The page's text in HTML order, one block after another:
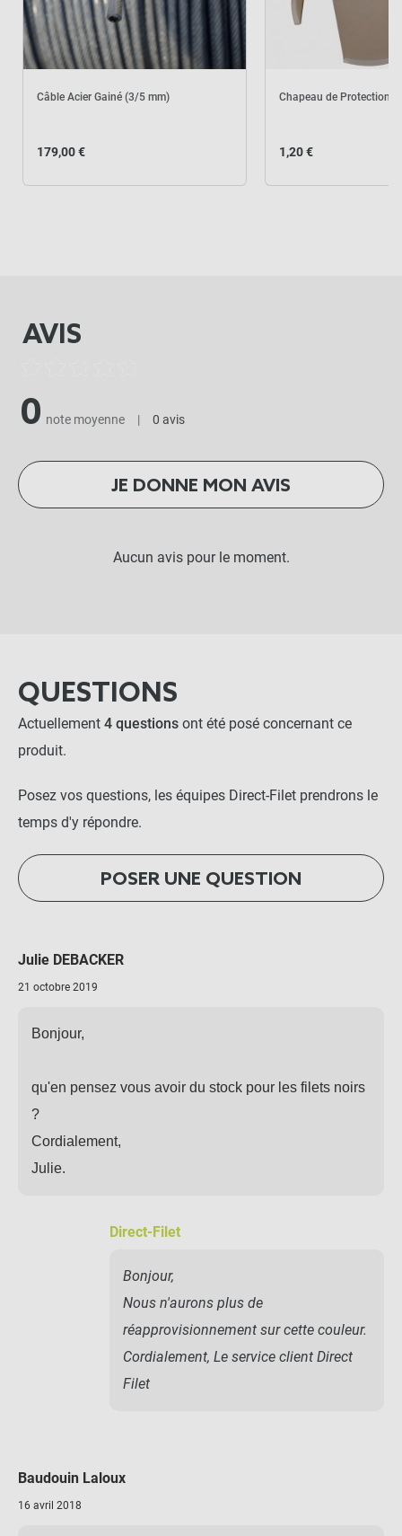
Câble Acier Gainé (3/5 mm)
179,00 €
Chapeau de Protection -
1,20 €
AVIS
0 note moyenne | 0 avis
JE DONNE MON AVIS
Aucun avis pour le moment.
QUESTIONS
Actuellement 4 questions ont été posé concernant ce
produit.
Posez vos questions, les équipes Direct-Filet prendrons le
temps d'y répondre.
POSER UNE QUESTION
Julie DEBACKER
21 octobre 2019
Bonjour,
qu'en pensez vous avoir du stock pour les filets noirs
?
Cordialement,
Julie.
Direct-Filet
Bonjour,
Nous n'aurons plus de
réapprovisionnement sur cette couleur.
Cordialement, Le service client Direct
Filet
Baudouin Laloux
16 avril 2018